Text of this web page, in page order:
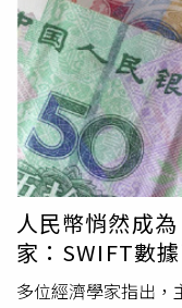
Outlook）報告，並
日的部落格文章中
戰爭帶來的衝擊以
爭影響，IMF原本預
2027年為3.2%，隨
至可能小幅上修，
更低的成長。」報
春季會議預作說明
傑（Ajay Banga）
（Atlantic Council）
「我們正處於1個高
人民幣悄然成
家：SWIFT數
多位經濟學家指出